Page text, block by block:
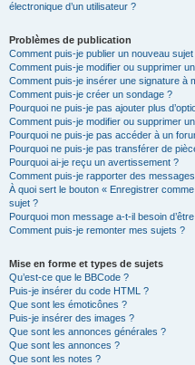
électronique d’un utilisateur ?
Problèmes de publication
Comment puis-je publier un nouveau
Comment puis-je modifier ou supprimer
Comment puis-je insérer une signature à
Comment puis-je créer un sondage ?
Pourquoi ne puis-je pas ajouter plus
Comment puis-je modifier ou supprimer
Pourquoi ne puis-je pas accéder à un
Pourquoi ne puis-je pas transférer de
Pourquoi ai-je reçu un avertissement ?
Comment puis-je rapporter des
À quoi sert le bouton « Enregistrer
sujet ?
Pourquoi mon message a-t-il besoin
Comment puis-je remonter mes sujets ?
Mise en forme et types de sujets
Qu’est-ce que le BBCode ?
Puis-je insérer du code HTML ?
Que sont les émoticônes ?
Puis-je insérer des images ?
Que sont les annonces générales ?
Que sont les annonces ?
Que sont les notes ?